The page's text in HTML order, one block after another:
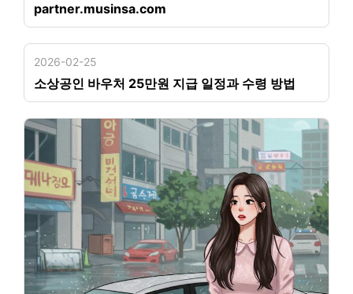
partner.musinsa.com
2026-02-25
소상공인 바우처 25만원 지급 일정과 수령 방법